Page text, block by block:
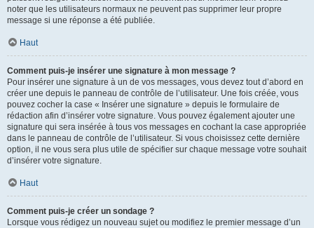
noter que les utilisateurs normaux ne peuvent pas supprimer leur propre
message si une réponse a été publiée.
Haut
Comment puis-je insérer une signature à mon message ?
Pour insérer une signature à un de vos messages, vous devez tout d’abord en
créer une depuis le panneau de contrôle de l’utilisateur. Une fois créée, vous
pouvez cocher la case « Insérer une signature » depuis le formulaire de
rédaction afin d’insérer votre signature. Vous pouvez également ajouter une
signature qui sera insérée à tous vos messages en cochant la case appropriée
dans le panneau de contrôle de l’utilisateur. Si vous choisissez cette dernière
option, il ne vous sera plus utile de spécifier sur chaque message votre souhait
d’insérer votre signature.
Haut
Comment puis-je créer un sondage ?
Lorsque vous rédigez un nouveau sujet ou modifiez le premier message d’un